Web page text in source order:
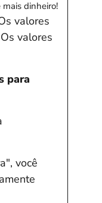
dinheiro!
valores
valores
para
você